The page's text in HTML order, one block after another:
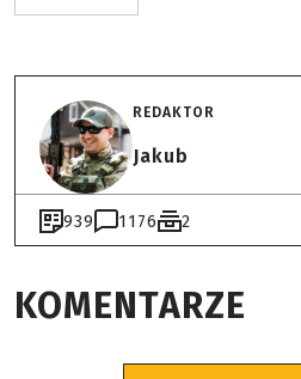
REDAKTOR
Jakub
939 1176 2
KOMENTARZE